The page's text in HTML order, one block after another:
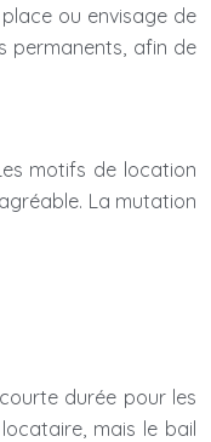
ou envisage de
permanents, afin de
motifs de location
La mutation
durée pour les
mais le bail